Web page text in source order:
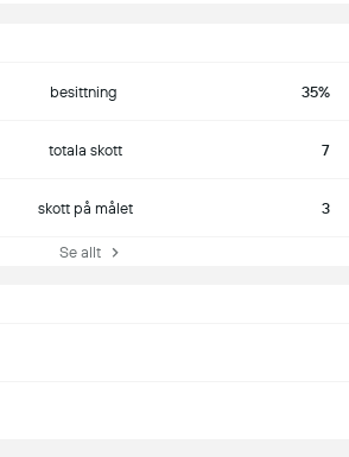
besittning 35%
totala skott 7
skott på målet 3
Se allt